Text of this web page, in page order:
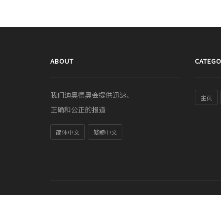
ABOUT
我们迪奥德奥会提供迅速、
正确和公正的报道
简体中文 繁體中文
主页